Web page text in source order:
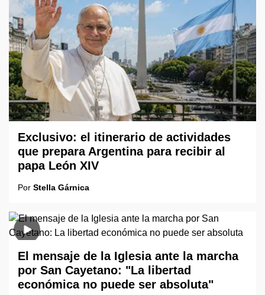
Exclusivo: el itinerario de actividades
que prepara Argentina para recibir al
papa León XIV
Por Stella Gárnica
El mensaje de la Iglesia ante la marcha
por San Cayetano: "La libertad
económica no puede ser absoluta"